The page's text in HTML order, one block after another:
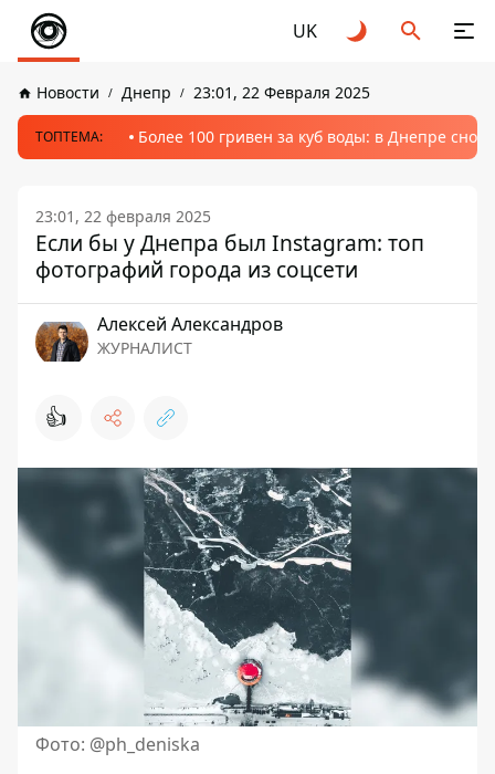
UK
Новости Днепр 23:01, 22 Февраля 2025
ТОПТЕМА: Более 100 гривен за куб воды: в Днепре
23:01, 22 февраля 2025
Если бы у Днепра был Instagram: топ
фотографий города из соцсети
Алексей Александров
ЖУРНАЛИСТ
👍
Фото: @ph_deniska